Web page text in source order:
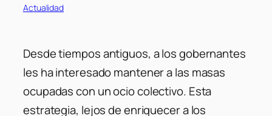
Actualidad
Desde tiempos antiguos, a los gobernantes
les ha interesado mantener a las masas
ocupadas con un ocio colectivo. Esta
estrategia, lejos de enriquecer a los